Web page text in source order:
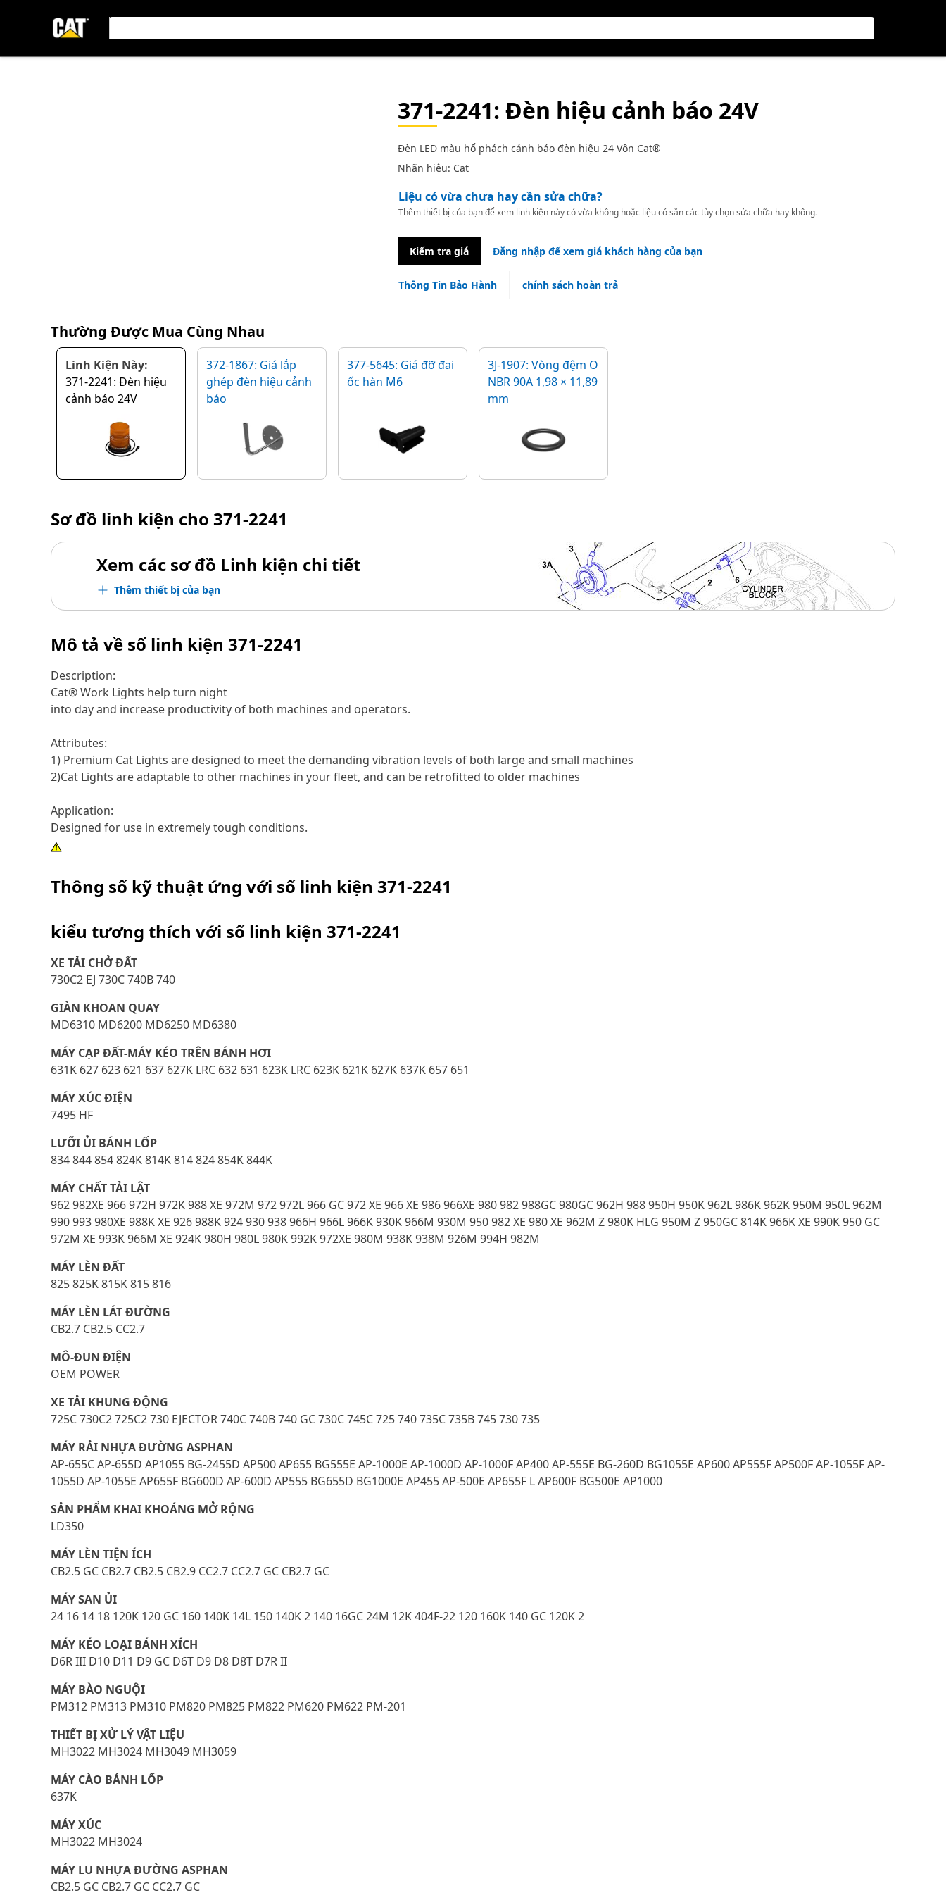
371-2241: Đèn hiệu cảnh báo 24V
Đèn LED màu hổ phách cảnh báo đèn hiệu 24 Vôn Cat®
Nhãn hiệu: Cat
Liệu có vừa chưa hay cần sửa chữa?
Thêm thiết bị của bạn để xem linh kiện này có vừa không hoặc liệu có sẵn các tùy chọn sửa chữa hay không.
Kiểm tra giá Đăng nhập để xem giá khách hàng của bạn
Thông Tin Bảo Hành chính sách hoàn trả
Thường Được Mua Cùng Nhau
Linh Kiện Này:
371-2241: Đèn hiệu
cảnh báo 24V
372-1867: Giá lắp
ghép đèn hiệu cảnh
báo
377-5645: Giá đỡ đai
ốc hàn M6
3J-1907: Vòng đệm O
NBR 90A 1,98 × 11,89
mm
Sơ đồ linh kiện cho 371-2241
Xem các sơ đồ Linh kiện chi tiết
Thêm thiết bị của bạn
Mô tả về số linh kiện 371-2241
Description:
Cat® Work Lights help turn night
into day and increase productivity of both machines and operators.
Attributes:
1) Premium Cat Lights are designed to meet the demanding vibration levels of both large and small machines
2)Cat Lights are adaptable to other machines in your fleet, and can be retrofitted to older machines
Application:
Designed for use in extremely tough conditions.
Thông số kỹ thuật ứng với số linh kiện 371-2241
kiểu tương thích với số linh kiện 371-2241
XE TẢI CHỞ ĐẤT
730C2 EJ 730C 740B 740
GIÀN KHOAN QUAY
MD6310 MD6200 MD6250 MD6380
MÁY CẠP ĐẤT-MÁY KÉO TRÊN BÁNH HƠI
631K 627 623 621 637 627K LRC 632 631 623K LRC 623K 621K 627K 637K 657 651
MÁY XÚC ĐIỆN
7495 HF
LƯỠI ỦI BÁNH LỐP
834 844 854 824K 814K 814 824 854K 844K
MÁY CHẤT TẢI LẬT
962 982XE 966 972H 972K 988 XE 972M 972 972L 966 GC 972 XE 966 XE 986 966XE 980 982 988GC 980GC 962H 988 950H 950K 962L 986K 962K 950M 950L 962M
990 993 980XE 988K XE 926 988K 924 930 938 966H 966L 966K 930K 966M 930M 950 982 XE 980 XE 962M Z 980K HLG 950M Z 950GC 814K 966K XE 990K 950 GC
972M XE 993K 966M XE 924K 980H 980L 980K 992K 972XE 980M 938K 938M 926M 994H 982M
MÁY LÈN ĐẤT
825 825K 815K 815 816
MÁY LÈN LÁT ĐƯỜNG
CB2.7 CB2.5 CC2.7
MÔ-ĐUN ĐIỆN
OEM POWER
XE TẢI KHUNG ĐỘNG
725C 730C2 725C2 730 EJECTOR 740C 740B 740 GC 730C 745C 725 740 735C 735B 745 730 735
MÁY RẢI NHỰA ĐƯỜNG ASPHAN
AP-655C AP-655D AP1055 BG-2455D AP500 AP655 BG555E AP-1000E AP-1000D AP-1000F AP400 AP-555E BG-260D BG1055E AP600 AP555F AP500F AP-1055F AP-
1055D AP-1055E AP655F BG600D AP-600D AP555 BG655D BG1000E AP455 AP-500E AP655F L AP600F BG500E AP1000
SẢN PHẨM KHAI KHOÁNG MỞ RỘNG
LD350
MÁY LÈN TIỆN ÍCH
CB2.5 GC CB2.7 CB2.5 CB2.9 CC2.7 CC2.7 GC CB2.7 GC
MÁY SAN ỦI
24 16 14 18 120K 120 GC 160 140K 14L 150 140K 2 140 16GC 24M 12K 404F-22 120 160K 140 GC 120K 2
MÁY KÉO LOẠI BÁNH XÍCH
D6R III D10 D11 D9 GC D6T D9 D8 D8T D7R II
MÁY BÀO NGUỘI
PM312 PM313 PM310 PM820 PM825 PM822 PM620 PM622 PM-201
THIẾT BỊ XỬ LÝ VẬT LIỆU
MH3022 MH3024 MH3049 MH3059
MÁY CÀO BÁNH LỐP
637K
MÁY XÚC
MH3022 MH3024
MÁY LU NHỰA ĐƯỜNG ASPHAN
CB2.5 GC CB2.7 GC CC2.7 GC